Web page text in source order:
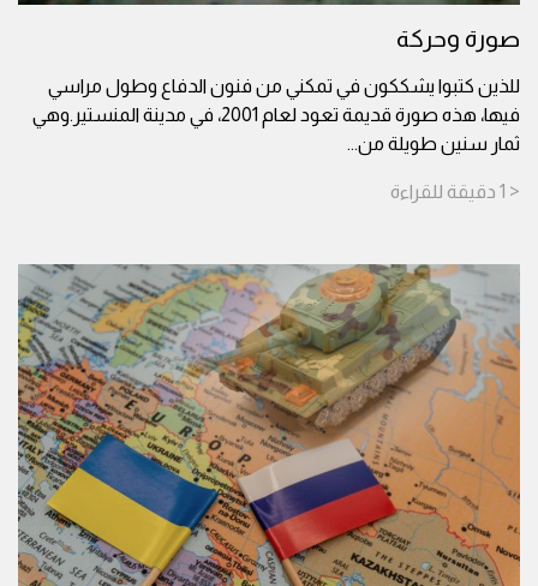
صورة وحركة
للذين كتبوا يشككون في تمكني من فنون الدفاع وطول مراسي
فيها، هذه صورة قديمة تعود لعام 2001، في مدينة المنستير.وهي
ثمار سنين طويلة من...
< 1 دقيقة للقراءة